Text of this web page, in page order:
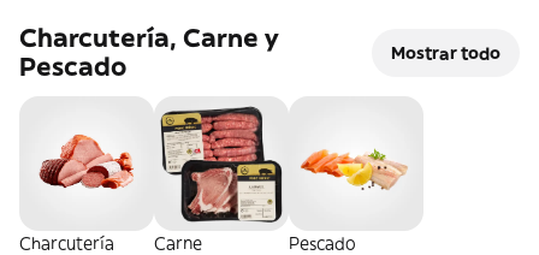
Charcutería, Carne y
Pescado
Mostrar todo
Charcutería Carne Pescado